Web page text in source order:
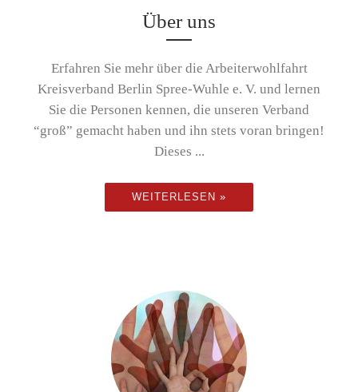
Über uns
Erfahren Sie mehr über die Arbeiterwohlfahrt
Kreisverband Berlin Spree-Wuhle e. V. und lernen
Sie die Personen kennen, die unseren Verband
“groß” gemacht haben und ihn stets voran bringen!
Dieses ...
WEITERLESEN »